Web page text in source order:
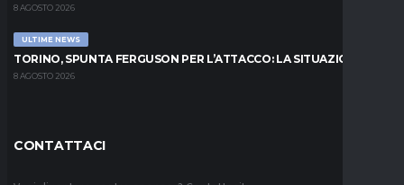
8 AGOSTO 2026
ULTIME NEWS
TORINO, SPUNTA FERGUSON PER L’ATTACCO: LA SITUAZIONE
8 AGOSTO 2026
CONTATTACI